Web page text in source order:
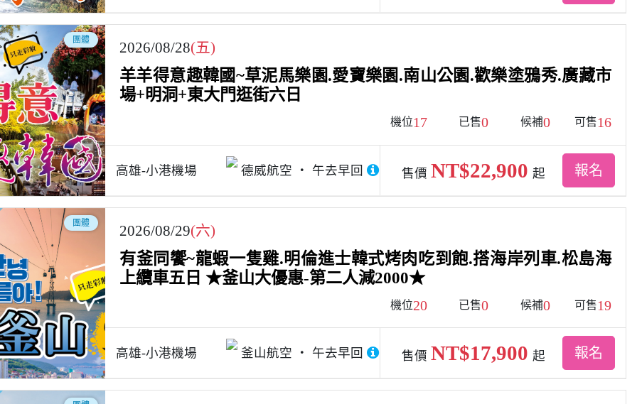
團體 2026/08/28(五)
羊羊得意趣韓國~草泥馬樂園.愛寶樂園.南山公園.歡樂塗鴉秀.廣藏市
場+明洞+東大門逛街六日
機位17 已售0 候補0 可售16
高雄-小港機場 德威航空 午去早回 售價 NT$22,900 起 報名
團體 2026/08/29(六)
有釜同饗~龍蝦一隻雞.明倫進士韓式烤肉吃到飽.搭海岸列車.松島海
上纜車五日 ★釜山大優惠-第二人減2000★
機位20 已售0 候補0 可售19
高雄-小港機場 釜山航空 午去早回 售價 NT$17,900 起 報名